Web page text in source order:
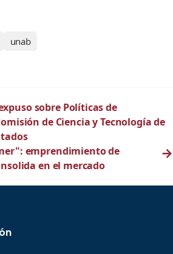
unab
sobre Políticas de
de Ciencia y Tecnología de
emprendimiento de
en el mercado
→